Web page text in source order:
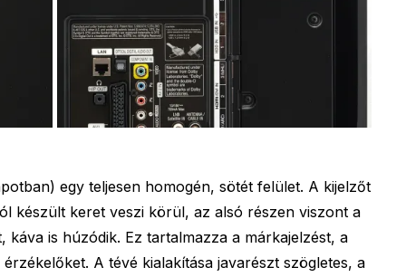
egy teljesen homogén, sötét felület. A kijelzőt
készült keret veszi körül, az alsó részen viszont a
káva is húzódik. Ez tartalmazza a márkajelzést, a
A tévé kialakítása javarészt szögletes, a